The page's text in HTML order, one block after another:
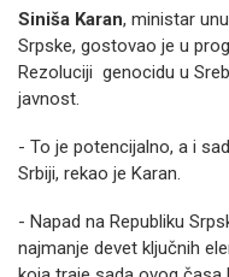
Siniša Karan, ministar
Srpske, gostovao je u
Rezoluciji genocidu u
javnost.
- To je potencijalno, a i
Srbiji, rekao je Karan.
- Napad na Republiku
najmanje devet ključnih